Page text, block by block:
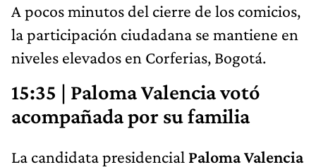
A pocos minutos del cierre de los comicios,
la participación ciudadana se mantiene en
niveles elevados en Corferias, Bogotá.
15:35 | Paloma Valencia votó
acompañada por su familia
La candidata presidencial Paloma Valencia